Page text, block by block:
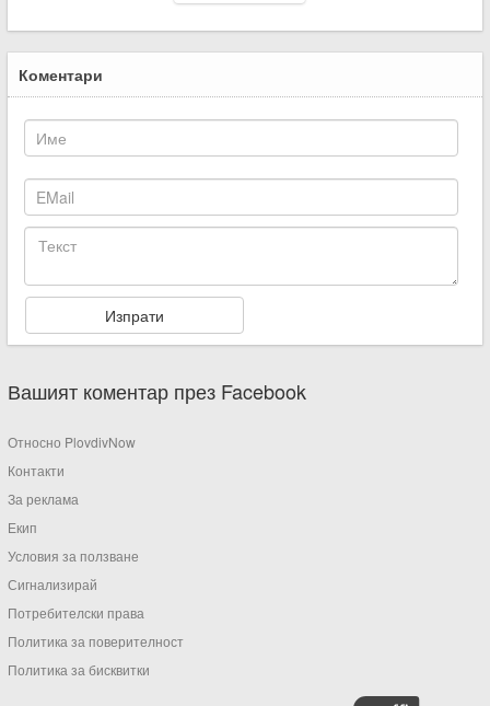
Коментари
Вашият коментар през Facebook
Относно PlovdivNow
Контакти
За реклама
Екип
Условия за ползване
Сигнализирай
Потребителски права
Политика за поверителност
Политика за бисквитки